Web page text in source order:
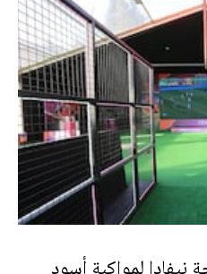
نيفادا لمواكبة أسود